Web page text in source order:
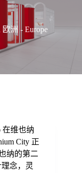
欧洲 - Europe
在维也纳
City 正
纳的第二
念，灵